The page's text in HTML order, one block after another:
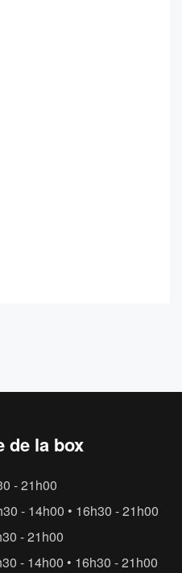
de la box
- 21h00
- 14h00 • 16h30 - 21h00
- 21h00
- 14h00 • 16h30 - 21h00